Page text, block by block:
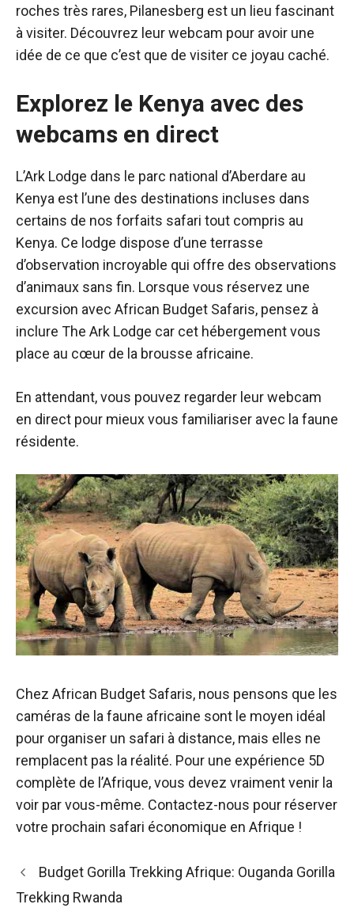
roches très rares, Pilanesberg est un lieu fascinant
à visiter. Découvrez leur webcam pour avoir une
idée de ce que c’est que de visiter ce joyau caché.
Explorez le Kenya avec des
webcams en direct
L’Ark Lodge dans le parc national d’Aberdare au
Kenya est l’une des destinations incluses dans
certains de nos forfaits safari tout compris au
Kenya. Ce lodge dispose d’une terrasse
d’observation incroyable qui offre des observations
d’animaux sans fin. Lorsque vous réservez une
excursion avec African Budget Safaris, pensez à
inclure The Ark Lodge car cet hébergement vous
place au cœur de la brousse africaine.
En attendant, vous pouvez regarder leur webcam
en direct pour mieux vous familiariser avec la faune
résidente.
Chez African Budget Safaris, nous pensons que les
caméras de la faune africaine sont le moyen idéal
pour organiser un safari à distance, mais elles ne
remplacent pas la réalité. Pour une expérience 5D
complète de l’Afrique, vous devez vraiment venir la
voir par vous-même. Contactez-nous pour réserver
votre prochain safari économique en Afrique !
Navigation
des
Budget Gorilla Trekking Afrique: Ouganda Gorilla
Trekking Rwanda